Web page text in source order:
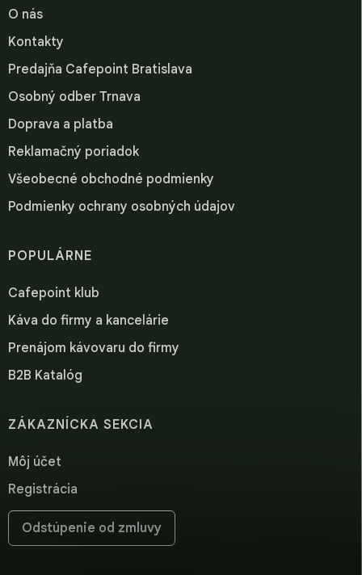
O nás
Kontakty
Predajňa Cafepoint Bratislava
Osobný odber Trnava
Doprava a platba
Reklamačný poriadok
Všeobecné obchodné podmienky
Podmienky ochrany osobných údajov
POPULÁRNE
Cafepoint klub
Káva do firmy a kancelárie
Prenájom kávovaru do firmy
B2B Katalóg
ZÁKAZNÍCKA SEKCIA
Môj účet
Registrácia
Odstúpenie od zmluvy